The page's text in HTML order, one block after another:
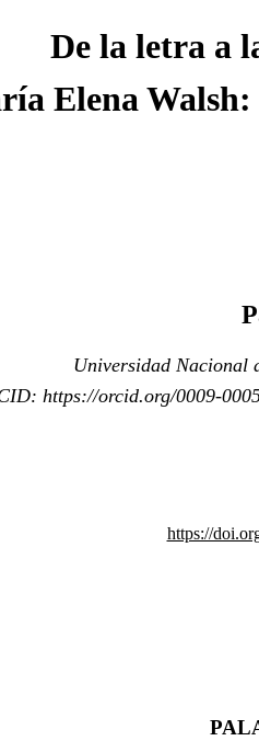
De la letra a
Elena Walsh:
Universidad Nacional
https://orcid.org/0009-
https://